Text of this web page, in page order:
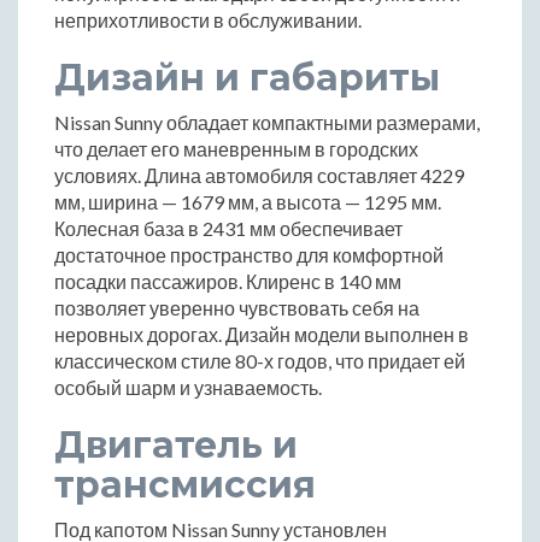
неприхотливости в обслуживании.
Дизайн и габариты
Nissan Sunny обладает компактными размерами,
что делает его маневренным в городских
условиях. Длина автомобиля составляет 4229
мм, ширина — 1679 мм, а высота — 1295 мм.
Колесная база в 2431 мм обеспечивает
достаточное пространство для комфортной
посадки пассажиров. Клиренс в 140 мм
позволяет уверенно чувствовать себя на
неровных дорогах. Дизайн модели выполнен в
классическом стиле 80-х годов, что придает ей
особый шарм и узнаваемость.
Двигатель и
трансмиссия
Под капотом Nissan Sunny установлен